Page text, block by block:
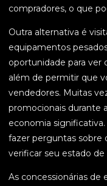
compradores, o que
Outra alternativa é
equipamentos
oportunidade para ver
além de permitir que
vendedores. Muitas
promocionais durante
economia
fazer perguntas sobre
verificar seu estado de
As concessionárias